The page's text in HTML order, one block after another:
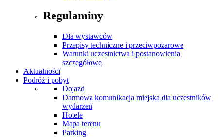
Regulaminy
Dla wystawców
Przepisy techniczne i przeciwpożarowe
Warunki uczestnictwa i postanowienia
szczegółowe
Aktualności
Podróż i pobyt
Dojazd
Darmowa komunikacja miejska dla uczestników
wydarzeń
Hotele
Mapa terenu
Parking